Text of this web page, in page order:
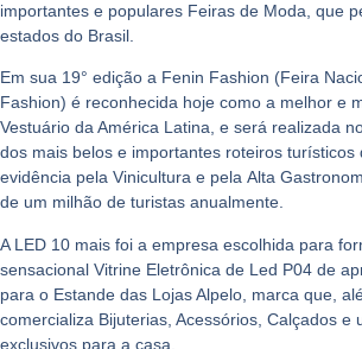
importantes e populares Feiras de Moda , que
estados do Brasil.
Em sua 19° edição a Fenin Fashion (Feira
Fashion) é reconhecida hoje como a melhor e
Vestuário da América Latina, e será realizada
dos mais belos e importantes roteiros turísticos
evidência pela Vinicultura e pela Alta
de um milhão de turistas anualmente.
A LED 10 mais foi a empresa escolhida para
sensacional Vitrine Eletrônica de Led P04 de
para o Estande das Lojas Alpelo , marca que,
comercializa Bijuterias, Acessórios, Calçados e
exclusivos para a casa.